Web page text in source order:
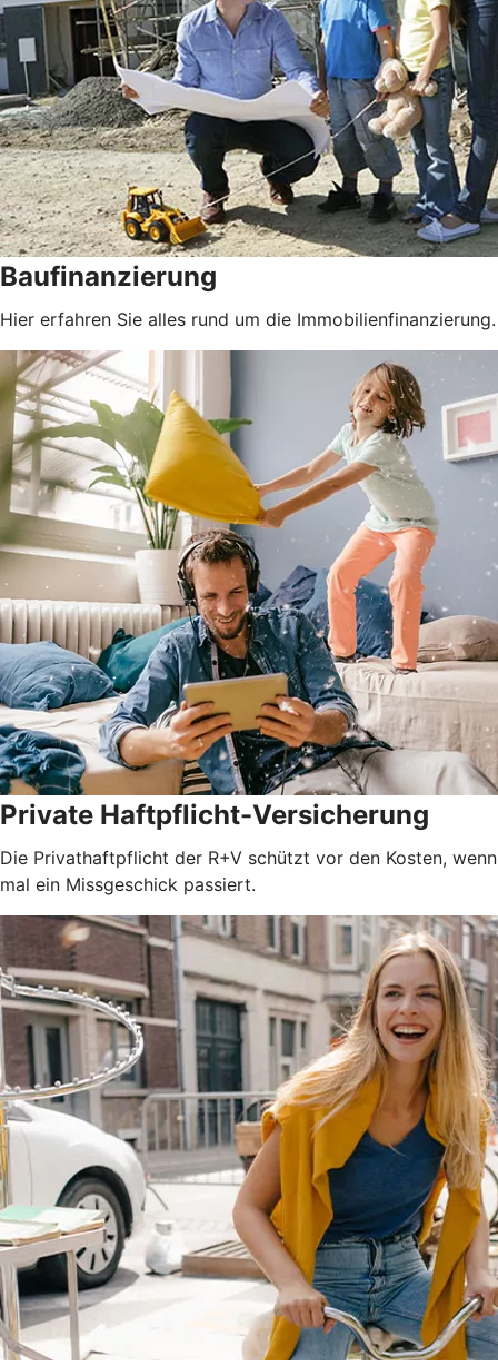
Baufinanzierung
Hier erfahren Sie alles rund um die Immobilienfinanzierung.
Private Haftpflicht-Versicherung
Die Privathaftpflicht der R+V schützt vor den Kosten, wenn
mal ein Missgeschick passiert.